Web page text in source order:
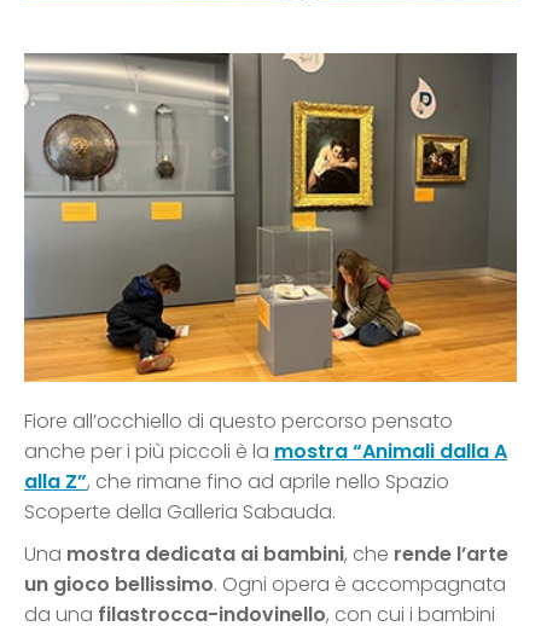
Fiore all’occhiello di questo percorso pensato
anche per i più piccoli è la mostra “Animali dalla A
alla Z”, che rimane fino ad aprile nello Spazio
Scoperte della Galleria Sabauda.
Una mostra dedicata ai bambini, che rende l’arte
un gioco bellissimo. Ogni opera è accompagnata
da una filastrocca-indovinello, con cui i bambini